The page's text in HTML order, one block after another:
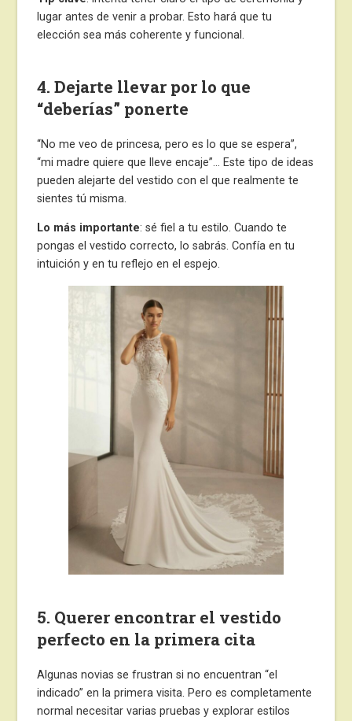
lugar antes de venir a probar. Esto hará que tu
elección sea más coherente y funcional.
4. Dejarte llevar por lo que
“deberías” ponerte
“No me veo de princesa, pero es lo que se espera”,
“mi madre quiere que lleve encaje”… Este tipo de ideas
pueden alejarte del vestido con el que realmente te
sientes tú misma.
Lo más importante: sé fiel a tu estilo. Cuando te
pongas el vestido correcto, lo sabrás. Confía en tu
intuición y en tu reflejo en el espejo.
5. Querer encontrar el vestido
perfecto en la primera cita
Algunas novias se frustran si no encuentran “el
indicado” en la primera visita. Pero es completamente
normal necesitar varias pruebas y explorar estilos